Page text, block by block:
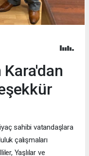
sahibi vatandaşlara
çalışmaları
Yaşlılar ve